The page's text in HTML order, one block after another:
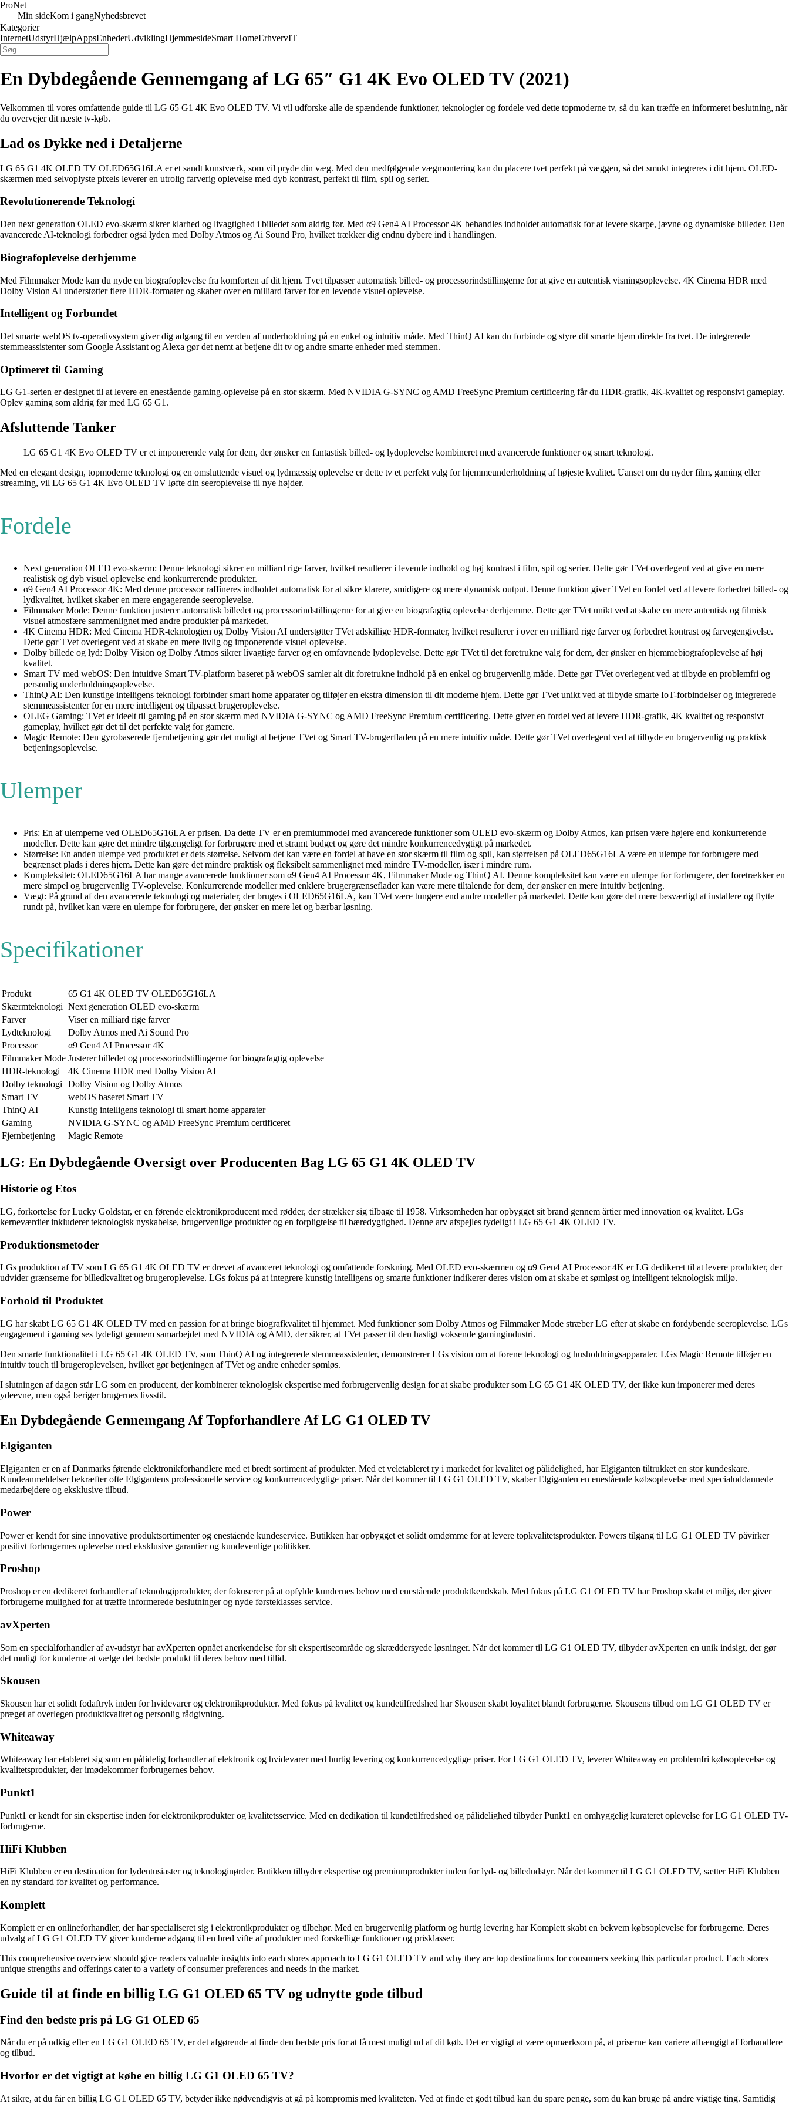
ProNet
Min sideKom i gangNyhedsbrevet
Kategorier
InternetUdstyrHjælpAppsEnhederUdviklingHjemmesideSmart HomeErhvervIT
En Dybdegående Gennemgang af LG 65″ G1 4K Evo OLED TV (2021)
Velkommen til vores omfattende guide til LG 65 G1 4K Evo OLED TV. Vi vil udforske alle de spændende funktioner, teknologier og fordele ved dette topmoderne tv, så du kan træffe en informeret beslutning, når
du overvejer dit næste tv-køb.
Lad os Dykke ned i Detaljerne
LG 65 G1 4K OLED TV OLED65G16LA er et sandt kunstværk, som vil pryde din væg. Med den medfølgende vægmontering kan du placere tvet perfekt på væggen, så det smukt integreres i dit hjem. OLED-
skærmen med selvoplyste pixels leverer en utrolig farverig oplevelse med dyb kontrast, perfekt til film, spil og serier.
Revolutionerende Teknologi
Den next generation OLED evo-skærm sikrer klarhed og livagtighed i billedet som aldrig før. Med α9 Gen4 AI Processor 4K behandles indholdet automatisk for at levere skarpe, jævne og dynamiske billeder. Den
avancerede AI-teknologi forbedrer også lyden med Dolby Atmos og Ai Sound Pro, hvilket trækker dig endnu dybere ind i handlingen.
Biografoplevelse derhjemme
Med Filmmaker Mode kan du nyde en biografoplevelse fra komforten af dit hjem. Tvet tilpasser automatisk billed- og processorindstillingerne for at give en autentisk visningsoplevelse. 4K Cinema HDR med
Dolby Vision AI understøtter flere HDR-formater og skaber over en milliard farver for en levende visuel oplevelse.
Intelligent og Forbundet
Det smarte webOS tv-operativsystem giver dig adgang til en verden af underholdning på en enkel og intuitiv måde. Med ThinQ AI kan du forbinde og styre dit smarte hjem direkte fra tvet. De integrerede
stemmeassistenter som Google Assistant og Alexa gør det nemt at betjene dit tv og andre smarte enheder med stemmen.
Optimeret til Gaming
LG G1-serien er designet til at levere en enestående gaming-oplevelse på en stor skærm. Med NVIDIA G-SYNC og AMD FreeSync Premium certificering får du HDR-grafik, 4K-kvalitet og responsivt gameplay.
Oplev gaming som aldrig før med LG 65 G1.
Afsluttende Tanker
LG 65 G1 4K Evo OLED TV er et imponerende valg for dem, der ønsker en fantastisk billed- og lydoplevelse kombineret med avancerede funktioner og smart teknologi.
Med en elegant design, topmoderne teknologi og en omsluttende visuel og lydmæssig oplevelse er dette tv et perfekt valg for hjemmeunderholdning af højeste kvalitet. Uanset om du nyder film, gaming eller
streaming, vil LG 65 G1 4K Evo OLED TV løfte din seeroplevelse til nye højder.
Fordele
Next generation OLED evo-skærm: Denne teknologi sikrer en milliard rige farver, hvilket resulterer i levende indhold og høj kontrast i film, spil og serier. Dette gør TVet overlegent ved at give en mere
realistisk og dyb visuel oplevelse end konkurrerende produkter.
α9 Gen4 AI Processor 4K: Med denne processor raffineres indholdet automatisk for at sikre klarere, smidigere og mere dynamisk output. Denne funktion giver TVet en fordel ved at levere forbedret billed- og
lydkvalitet, hvilket skaber en mere engagerende seeroplevelse.
Filmmaker Mode: Denne funktion justerer automatisk billedet og processorindstillingerne for at give en biografagtig oplevelse derhjemme. Dette gør TVet unikt ved at skabe en mere autentisk og filmisk
visuel atmosfære sammenlignet med andre produkter på markedet.
4K Cinema HDR: Med Cinema HDR-teknologien og Dolby Vision AI understøtter TVet adskillige HDR-formater, hvilket resulterer i over en milliard rige farver og forbedret kontrast og farvegengivelse.
Dette gør TVet overlegent ved at skabe en mere livlig og imponerende visuel oplevelse.
Dolby billede og lyd: Dolby Vision og Dolby Atmos sikrer livagtige farver og en omfavnende lydoplevelse. Dette gør TVet til det foretrukne valg for dem, der ønsker en hjemmebiografoplevelse af høj
kvalitet.
Smart TV med webOS: Den intuitive Smart TV-platform baseret på webOS samler alt dit foretrukne indhold på en enkel og brugervenlig måde. Dette gør TVet overlegent ved at tilbyde en problemfri og
personlig underholdningsoplevelse.
ThinQ AI: Den kunstige intelligens teknologi forbinder smart home apparater og tilføjer en ekstra dimension til dit moderne hjem. Dette gør TVet unikt ved at tilbyde smarte IoT-forbindelser og integrerede
stemmeassistenter for en mere intelligent og tilpasset brugeroplevelse.
OLEG Gaming: TVet er ideelt til gaming på en stor skærm med NVIDIA G-SYNC og AMD FreeSync Premium certificering. Dette giver en fordel ved at levere HDR-grafik, 4K kvalitet og responsivt
gameplay, hvilket gør det til det perfekte valg for gamere.
Magic Remote: Den gyrobaserede fjernbetjening gør det muligt at betjene TVet og Smart TV-brugerfladen på en mere intuitiv måde. Dette gør TVet overlegent ved at tilbyde en brugervenlig og praktisk
betjeningsoplevelse.
Ulemper
Pris: En af ulemperne ved OLED65G16LA er prisen. Da dette TV er en premiummodel med avancerede funktioner som OLED evo-skærm og Dolby Atmos, kan prisen være højere end konkurrerende
modeller. Dette kan gøre det mindre tilgængeligt for forbrugere med et stramt budget og gøre det mindre konkurrencedygtigt på markedet.
Størrelse: En anden ulempe ved produktet er dets størrelse. Selvom det kan være en fordel at have en stor skærm til film og spil, kan størrelsen på OLED65G16LA være en ulempe for forbrugere med
begrænset plads i deres hjem. Dette kan gøre det mindre praktisk og fleksibelt sammenlignet med mindre TV-modeller, især i mindre rum.
Kompleksitet: OLED65G16LA har mange avancerede funktioner som α9 Gen4 AI Processor 4K, Filmmaker Mode og ThinQ AI. Denne kompleksitet kan være en ulempe for forbrugere, der foretrækker en
mere simpel og brugervenlig TV-oplevelse. Konkurrerende modeller med enklere brugergrænseflader kan være mere tiltalende for dem, der ønsker en mere intuitiv betjening.
Vægt: På grund af den avancerede teknologi og materialer, der bruges i OLED65G16LA, kan TVet være tungere end andre modeller på markedet. Dette kan gøre det mere besværligt at installere og flytte
rundt på, hvilket kan være en ulempe for forbrugere, der ønsker en mere let og bærbar løsning.
Specifikationer
Produkt
65 G1 4K OLED TV OLED65G16LA
Skærmteknologi Next generation OLED evo-skærm
Farver
Viser en milliard rige farver
Lydteknologi
Dolby Atmos med Ai Sound Pro
Processor
α9 Gen4 AI Processor 4K
Filmmaker Mode Justerer billedet og processorindstillingerne for biografagtig oplevelse
HDR-teknologi
4K Cinema HDR med Dolby Vision AI
Dolby teknologi
Dolby Vision og Dolby Atmos
Smart TV
webOS baseret Smart TV
ThinQ AI
Kunstig intelligens teknologi til smart home apparater
Gaming
NVIDIA G-SYNC og AMD FreeSync Premium certificeret
Fjernbetjening
Magic Remote
LG: En Dybdegående Oversigt over Producenten Bag LG 65 G1 4K OLED TV
Historie og Etos
LG, forkortelse for Lucky Goldstar, er en førende elektronikproducent med rødder, der strækker sig tilbage til 1958. Virksomheden har opbygget sit brand gennem årtier med innovation og kvalitet. LGs
kerneværdier inkluderer teknologisk nyskabelse, brugervenlige produkter og en forpligtelse til bæredygtighed. Denne arv afspejles tydeligt i LG 65 G1 4K OLED TV.
Produktionsmetoder
LGs produktion af TV som LG 65 G1 4K OLED TV er drevet af avanceret teknologi og omfattende forskning. Med OLED evo-skærmen og α9 Gen4 AI Processor 4K er LG dedikeret til at levere produkter, der
udvider grænserne for billedkvalitet og brugeroplevelse. LGs fokus på at integrere kunstig intelligens og smarte funktioner indikerer deres vision om at skabe et sømløst og intelligent teknologisk miljø.
Forhold til Produktet
LG har skabt LG 65 G1 4K OLED TV med en passion for at bringe biografkvalitet til hjemmet. Med funktioner som Dolby Atmos og Filmmaker Mode stræber LG efter at skabe en fordybende seeroplevelse. LGs
engagement i gaming ses tydeligt gennem samarbejdet med NVIDIA og AMD, der sikrer, at TVet passer til den hastigt voksende gamingindustri.
Den smarte funktionalitet i LG 65 G1 4K OLED TV, som ThinQ AI og integrerede stemmeassistenter, demonstrerer LGs vision om at forene teknologi og husholdningsapparater. LGs Magic Remote tilføjer en
intuitiv touch til brugeroplevelsen, hvilket gør betjeningen af TVet og andre enheder sømløs.
I slutningen af dagen står LG som en producent, der kombinerer teknologisk ekspertise med forbrugervenlig design for at skabe produkter som LG 65 G1 4K OLED TV, der ikke kun imponerer med deres
ydeevne, men også beriger brugernes livsstil.
En Dybdegående Gennemgang Af Topforhandlere Af LG G1 OLED TV
Elgiganten
Elgiganten er en af Danmarks førende elektronikforhandlere med et bredt sortiment af produkter. Med et veletableret ry i markedet for kvalitet og pålidelighed, har Elgiganten tiltrukket en stor kundeskare.
Kundeanmeldelser bekræfter ofte Elgigantens professionelle service og konkurrencedygtige priser. Når det kommer til LG G1 OLED TV, skaber Elgiganten en enestående købsoplevelse med specialuddannede
medarbejdere og eksklusive tilbud.
Power
Power er kendt for sine innovative produktsortimenter og enestående kundeservice. Butikken har opbygget et solidt omdømme for at levere topkvalitetsprodukter. Powers tilgang til LG G1 OLED TV påvirker
positivt forbrugernes oplevelse med eksklusive garantier og kundevenlige politikker.
Proshop
Proshop er en dedikeret forhandler af teknologiprodukter, der fokuserer på at opfylde kundernes behov med enestående produktkendskab. Med fokus på LG G1 OLED TV har Proshop skabt et miljø, der giver
forbrugerne mulighed for at træffe informerede beslutninger og nyde førsteklasses service.
avXperten
Som en specialforhandler af av-udstyr har avXperten opnået anerkendelse for sit ekspertiseområde og skræddersyede løsninger. Når det kommer til LG G1 OLED TV, tilbyder avXperten en unik indsigt, der gør
det muligt for kunderne at vælge det bedste produkt til deres behov med tillid.
Skousen
Skousen har et solidt fodaftryk inden for hvidevarer og elektronikprodukter. Med fokus på kvalitet og kundetilfredshed har Skousen skabt loyalitet blandt forbrugerne. Skousens tilbud om LG G1 OLED TV er
præget af overlegen produktkvalitet og personlig rådgivning.
Whiteaway
Whiteaway har etableret sig som en pålidelig forhandler af elektronik og hvidevarer med hurtig levering og konkurrencedygtige priser. For LG G1 OLED TV, leverer Whiteaway en problemfri købsoplevelse og
kvalitetsprodukter, der imødekommer forbrugernes behov.
Punkt1
Punkt1 er kendt for sin ekspertise inden for elektronikprodukter og kvalitetsservice. Med en dedikation til kundetilfredshed og pålidelighed tilbyder Punkt1 en omhyggelig kurateret oplevelse for LG G1 OLED TV-
forbrugerne.
HiFi Klubben
HiFi Klubben er en destination for lydentusiaster og teknologinørder. Butikken tilbyder ekspertise og premiumprodukter inden for lyd- og billedudstyr. Når det kommer til LG G1 OLED TV, sætter HiFi Klubben
en ny standard for kvalitet og performance.
Komplett
Komplett er en onlineforhandler, der har specialiseret sig i elektronikprodukter og tilbehør. Med en brugervenlig platform og hurtig levering har Komplett skabt en bekvem købsoplevelse for forbrugerne. Deres
udvalg af LG G1 OLED TV giver kunderne adgang til en bred vifte af produkter med forskellige funktioner og prisklasser.
This comprehensive overview should give readers valuable insights into each stores approach to LG G1 OLED TV and why they are top destinations for consumers seeking this particular product. Each stores
unique strengths and offerings cater to a variety of consumer preferences and needs in the market.
Guide til at finde en billig LG G1 OLED 65 TV og udnytte gode tilbud
Find den bedste pris på LG G1 OLED 65
Når du er på udkig efter en LG G1 OLED 65 TV, er det afgørende at finde den bedste pris for at få mest muligt ud af dit køb. Det er vigtigt at være opmærksom på, at priserne kan variere afhængigt af forhandlere
og tilbud.
Hvorfor er det vigtigt at købe en billig LG G1 OLED 65 TV?
At sikre, at du får en billig LG G1 OLED 65 TV, betyder ikke nødvendigvis at gå på kompromis med kvaliteten. Ved at finde et godt tilbud kan du spare penge, som du kan bruge på andre vigtige ting. Samtidig